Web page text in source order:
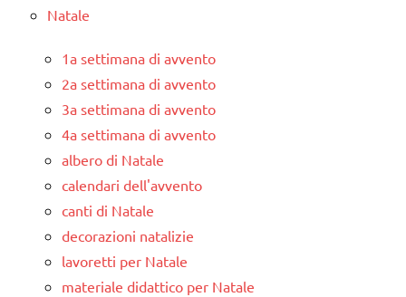
Natale
1a settimana di avvento
2a settimana di avvento
3a settimana di avvento
4a settimana di avvento
albero di Natale
calendari dell'avvento
canti di Natale
decorazioni natalizie
lavoretti per Natale
materiale didattico per Natale